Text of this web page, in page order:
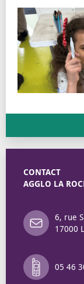
CONTACT
AGGLO LA
6, rue
17000
05 46